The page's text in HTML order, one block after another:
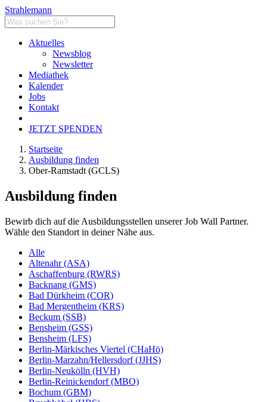
Strahlemann
Aktuelles
Newsblog
Newsletter
Mediathek
Kalender
Jobs
Kontakt
JETZT SPENDEN
Startseite
Ausbildung finden
Ober-Ramstadt (GCLS)
Ausbildung finden
Bewirb dich auf die Ausbildungsstellen unserer Job Wall Partner.
Wähle den Standort in deiner Nähe aus.
Alle
Altenahr (ASA)
Aschaffenburg (RWRS)
Backnang (GMS)
Bad Dürkheim (COR)
Bad Mergentheim (KRS)
Beckum (SSB)
Bensheim (GSS)
Bensheim (LFS)
Berlin-Märkisches Viertel (CHaHö)
Berlin-Marzahn/Hellersdorf (JJHS)
Berlin-Neukölln (HVH)
Berlin-Reinickendorf (MBO)
Bochum (GBM)